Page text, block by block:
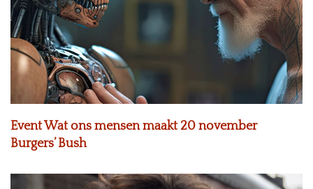
Event Wat ons mensen maakt 20 november
Burgers’ Bush